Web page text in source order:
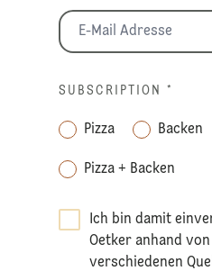
SUBSCRIPTION *
Pizza Backen
Pizza + Backen
Ich bin damit
Oetker anhand
verschiedenen